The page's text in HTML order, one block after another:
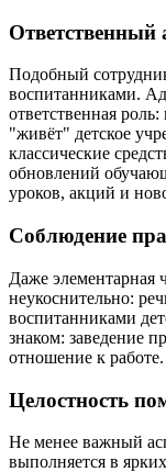
Ответственный
Подобный
воспитанниками.
ответственная
"живёт" детское
классические
обновлений
уроков, акций и
Соблюдение
Даже элементарная
неукоснительно:
воспитанниками
знаком: заведение
отношение к работе.
Целостность
Не менее важный
выполняется в